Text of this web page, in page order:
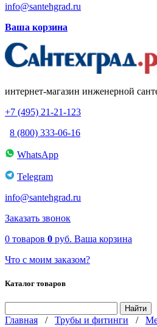
info@santehgrad.ru
Ваша корзина
интернет-магазин инженерной
+7 (495) 21-21-123
8 (800) 333-06-16
WhatsApp
Telegram
info@santehgrad.ru
Заказать звонок
0 товаров 0 руб. Ваша корзина
Что с моим заказом?
Каталог товаров
Главная / Трубы и фитинги /